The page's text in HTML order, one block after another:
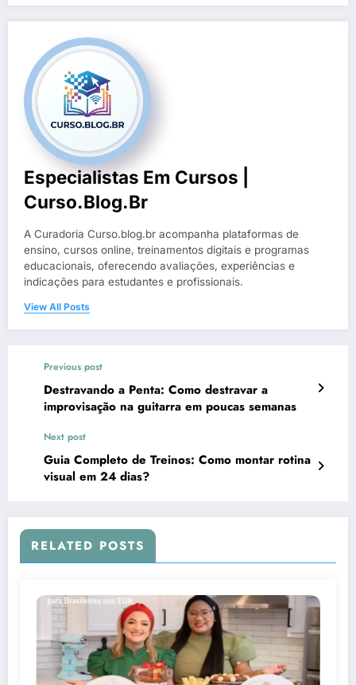
Especialistas Em Cursos |
Curso.blog.br
A Curadoria Curso.blog.br acompanha plataformas de
ensino, cursos online, treinamentos digitais e programas
educacionais, oferecendo avaliações, experiências e
indicações para estudantes e profissionais.
View All Posts
Previous post
Destravando a Penta: Como destravar a
improvisação na guitarra em poucas semanas
Next post
Guia Completo de Treinos: Como montar rotina
visual em 24 dias?
RELATED POSTS